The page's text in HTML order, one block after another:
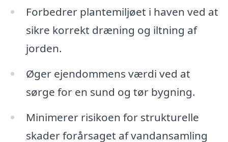
Forbedrer plantemiljøet i haven ved at
sikre korrekt dræning og iltning af
jorden.
Øger ejendommens værdi ved at
sørge for en sund og tør bygning.
Minimerer risikoen for strukturelle
skader forårsaget af vandansamling